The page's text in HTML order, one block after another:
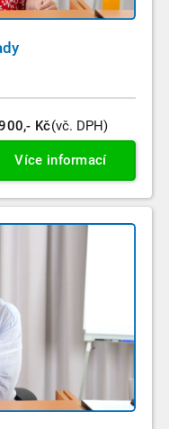
Kč(vč. DPH)
Více informací